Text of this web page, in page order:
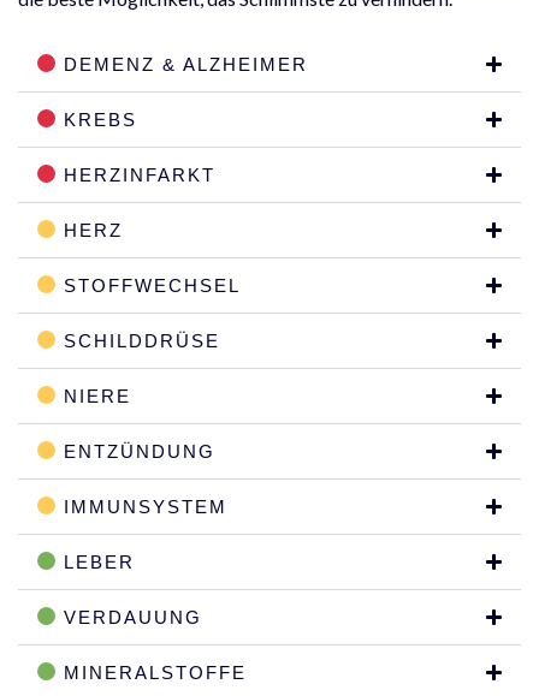
DEMENZ & ALZHEIMER
KREBS
HERZINFARKT
HERZ
STOFFWECHSEL
SCHILDDRÜSE
NIERE
ENTZÜNDUNG
IMMUNSYSTEM
LEBER
VERDAUUNG
MINERALSTOFFE